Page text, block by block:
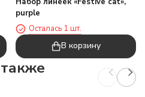
purple
Осталась 1 шт.
В корзину